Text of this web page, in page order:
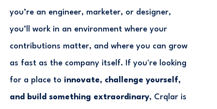
you’re an engineer, marketer, or designer,
you’ll work in an environment where your
contributions matter, and where you can grow
as fast as the company itself. If you're looking
for a place to innovate, challenge yourself,
and build something extraordinary, Crqlar is